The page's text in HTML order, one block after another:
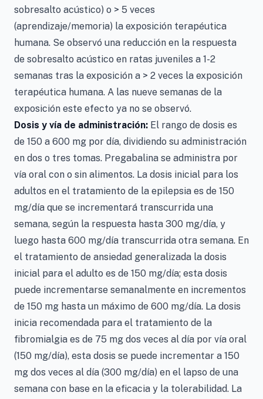
sobresalto acústico) o > 5 veces
(aprendizaje/memoria) la exposición terapéutica
humana. Se observó una reducción en la respuesta
de sobresalto acústico en ratas juveniles a 1-2
semanas tras la exposición a > 2 veces la exposición
terapéutica humana. A las nueve semanas de la
exposición este efecto ya no se observó.
Dosis y vía de administración: El rango de dosis es
de 150 a 600 mg por día, dividiendo su administración
en dos o tres tomas. Pregabalina se administra por
vía oral con o sin alimentos. La dosis inicial para los
adultos en el tratamiento de la epilepsia es de 150
mg/día que se incrementará transcurrida una
semana, según la respuesta hasta 300 mg/día, y
luego hasta 600 mg/día transcurrida otra semana. En
el tratamiento de ansiedad generalizada la dosis
inicial para el adulto es de 150 mg/día; esta dosis
puede incrementarse semanalmente en incrementos
de 150 mg hasta un máximo de 600 mg/día. La dosis
inicia recomendada para el tratamiento de la
fibromialgia es de 75 mg dos veces al día por vía oral
(150 mg/día), esta dosis se puede incrementar a 150
mg dos veces al día (300 mg/día) en el lapso de una
semana con base en la eficacia y la tolerabilidad. La